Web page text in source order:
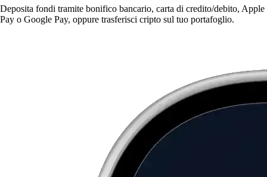
Deposita fondi tramite bonifico bancario, carta di credito/debito, Apple
Pay o Google Pay, oppure trasferisci cripto sul tuo portafoglio.